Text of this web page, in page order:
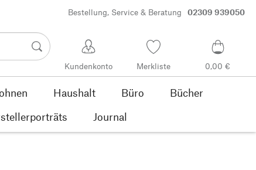
Bestellung, Service & Beratung 02309 939050
Kundenkonto Merkliste 0,00 €
Haushalt Büro
Bücher
Journal